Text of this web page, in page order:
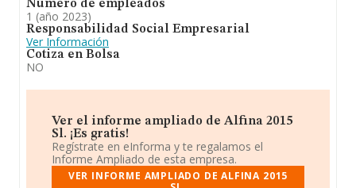
Número de empleados
1 (año 2023)
Responsabilidad Social Empresarial
Ver Información
Cotiza en Bolsa
NO
Ver el informe ampliado de Alfina 2015
Sl. ¡Es gratis!
Regístrate en eInforma y te regalamos el
Informe Ampliado de esta empresa.
VER INFORME AMPLIADO DE ALFINA 2015